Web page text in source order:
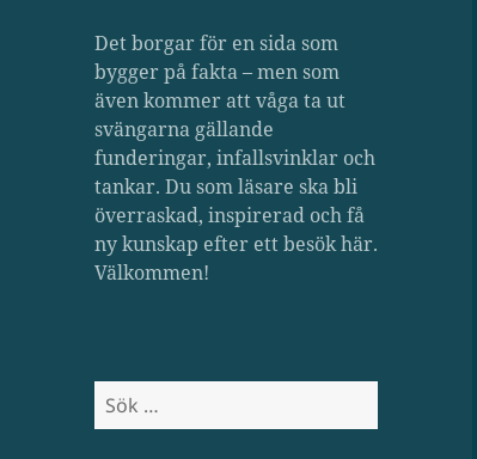
Det borgar för en sida som
bygger på fakta – men som
även kommer att våga ta ut
svängarna gällande
funderingar, infallsvinklar och
tankar. Du som läsare ska bli
överraskad, inspirerad och få
ny kunskap efter ett besök här.
Välkommen!
Sök
efter: